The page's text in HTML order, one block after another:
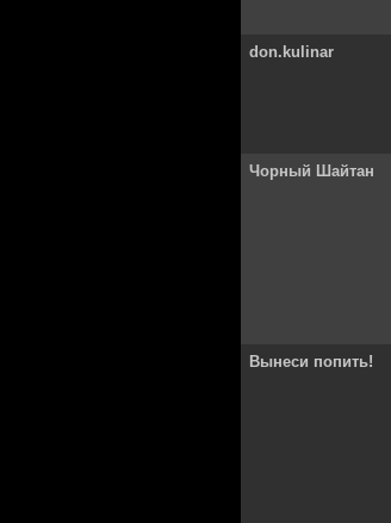
don.kulinar
Чорный Шайтан
Вынеси попить!